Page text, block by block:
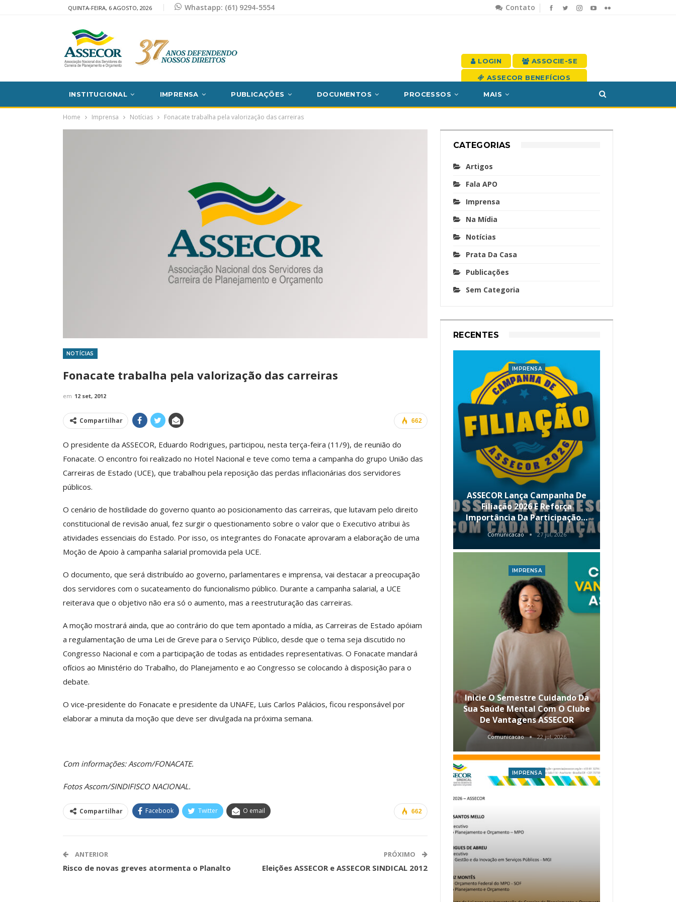
Contato
QUINTA-FEIRA, 6 AGOSTO, 2026 Whastapp: (61) 9294-5554
LOGIN ASSOCIE-SE
ASSECOR BENEFÍCIOS
INSTITUCIONAL IMPRENSA PUBLICAÇÕES DOCUMENTOS PROCESSOS MAIS
Home Imprensa Notícias Fonacate trabalha pela valorização das carreiras
NOTÍCIAS
Fonacate trabalha pela valorização das carreiras
em 12 set, 2012
662
Compartilhar
O presidente da ASSECOR, Eduardo Rodrigues, participou, nesta terça-feira (11/9), de reunião do
Fonacate. O encontro foi realizado no Hotel Nacional e teve como tema a campanha do grupo União das
Carreiras de Estado (UCE), que trabalhou pela reposição das perdas inflacionárias dos servidores
públicos.
O cenário de hostilidade do governo quanto ao posicionamento das carreiras, que lutavam pelo direito
constitucional de revisão anual, fez surgir o questionamento sobre o valor que o Executivo atribui às
atividades essenciais do Estado. Por isso, os integrantes do Fonacate aprovaram a elaboração de uma
Moção de Apoio à campanha salarial promovida pela UCE.
O documento, que será distribuído ao governo, parlamentares e imprensa, vai destacar a preocupação
dos servidores com o sucateamento do funcionalismo público. Durante a campanha salarial, a UCE
reiterava que o objetivo não era só o aumento, mas a reestruturação das carreiras.
A moção mostrará ainda, que ao contrário do que tem apontado a mídia, as Carreiras de Estado apóiam
a regulamentação de uma Lei de Greve para o Serviço Público, desde que o tema seja discutido no
Congresso Nacional e com a participação de todas as entidades representativas. O Fonacate mandará
ofícios ao Ministério do Trabalho, do Planejamento e ao Congresso se colocando à disposição para o
debate.
O vice-presidente do Fonacate e presidente da UNAFE, Luis Carlos Palácios, ficou responsável por
elaborar a minuta da moção que deve ser divulgada na próxima semana.
Com informações: Ascom/FONACATE.
Fotos Ascom/SINDIFISCO NACIONAL.
662
Compartilhar Facebook Twitter O email
ANTERIOR
Risco de novas greves atormenta o Planalto
PRÓXIMO
Eleições ASSECOR e ASSECOR SINDICAL 2012
CATEGORIAS
Artigos
Fala APO
Imprensa
Na Mídia
Notícias
Prata Da Casa
Publicações
Sem Categoria
RECENTES
Reúne Dezenas De Escolas De
Idiomas Com Condições…
Comunicacao 29 jun, 2026
Negociação Permanente E
Reforça…
Participa De Debate Sobre A
Unificação Das Carreiras Do…
Comunicacao 5 ago, 2026
Valores Fundantes Da Ação
IMPRENSA
ASSECOR Lança Campanha De
Filiação 2026 E Reforça
Importância Da Participação…
Comunicacao 27 jul, 2026
IMPRENSA
Inicie O Semestre Cuidando Da
Sua Saúde Mental Com O Clube
De Vantagens ASSECOR
Comunicacao 22 jul, 2026
IMPRENSA